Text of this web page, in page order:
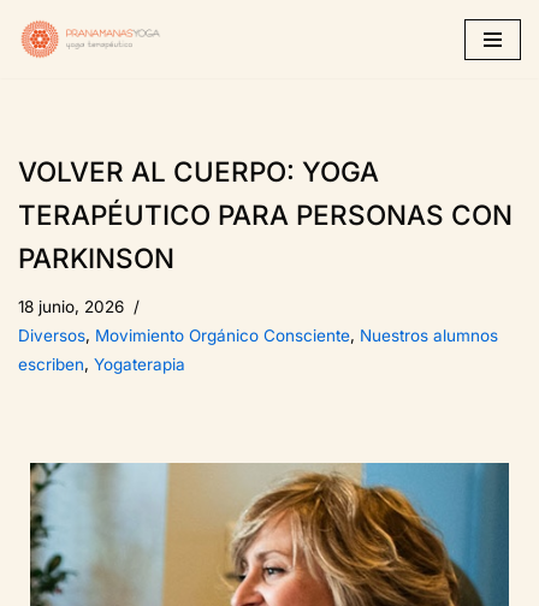
Saltar
VOLVER AL CUERPO: YOGA
TERAPÉUTICO PARA PERSONAS CON
PARKINSON
18 junio, 2026
Diversos, Movimiento Orgánico Consciente, Nuestros alumnos
escriben, Yogaterapia